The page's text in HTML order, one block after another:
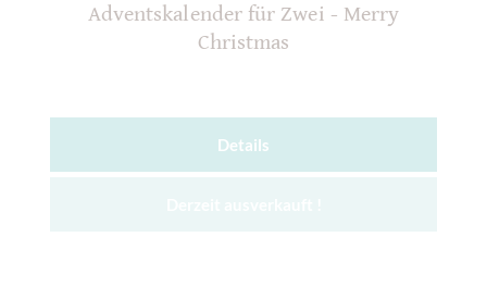
Adventskalender für Zwei - Merry
Christmas
Details